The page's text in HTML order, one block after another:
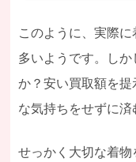
このように、実際
多いようです。し
か？安い買取額を
な気持ちをせずに済
せっかく大切な着